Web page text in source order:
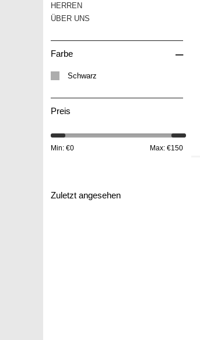
HERREN
ÜBER UNS
Farbe –
Schwarz
Preis
Min: €0 Max: €150
Zuletzt angesehen